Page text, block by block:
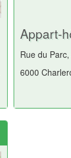
Appart-
Rue du
6000